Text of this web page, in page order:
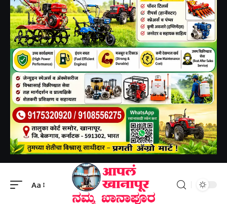
Aa
खानापूर तालुका>विटंबना केलेला भारतीय ध्वज लावल्याने, खानापुरात वातावरण तंग. नागरिकात असंतोष-ವಿರೂಪಗೊಂಡ ಭಾರತದ ಧ್ವಜಾರೋಹಣದಿಂದ ಖಾನಾಪುರದಲ್ಲಿ ಬಿಗುವಿನ ವಾತಾವರಣ. ನಾಗರಿಕರಲ್ಲಿ ಅಸಮಾಧಾನ.